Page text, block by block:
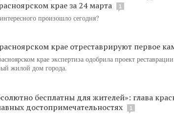
крае за 24 марта
1
произошло сегодня?
крае отреставрируют первое
крае экспертиза одобрила проект
жилой дом города.
бесплатны для жителей»: глава
достопримечательностях
1